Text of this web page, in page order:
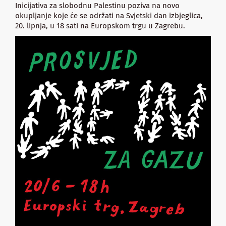
Inicijativa za slobodnu Palestinu poziva na novo
okupljanje koje će se održati na Svjetski dan izbjeglica,
20. lipnja, u 18 sati na Europskom trgu u Zagrebu.